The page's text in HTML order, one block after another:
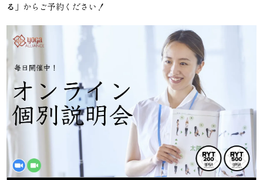
る 」からご予約ください！